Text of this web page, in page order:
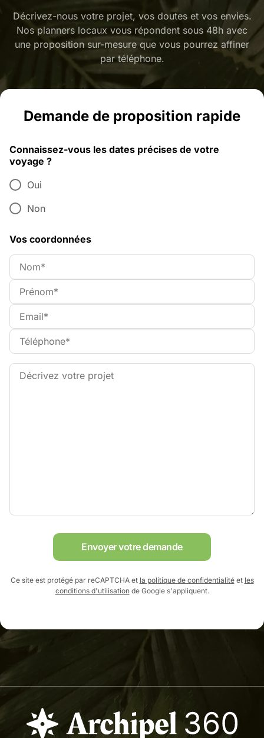
Décrivez-nous votre projet, vos doutes et vos envies.
Nos planners locaux vous répondent sous 48h avec
une proposition sur-mesure que vous pourrez affiner
par téléphone.
Demande de proposition rapide
Connaissez-vous les dates précises de votre
voyage ?
Oui
Non
Vos coordonnées
Envoyer votre demande
Ce site est protégé par reCAPTCHA et la politique de confidentialitéet les
conditions d'utilisationde Google s'appliquent.